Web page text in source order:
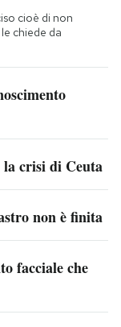
cioè di non
chiede da
crisi di Ceuta
non è finita
facciale che